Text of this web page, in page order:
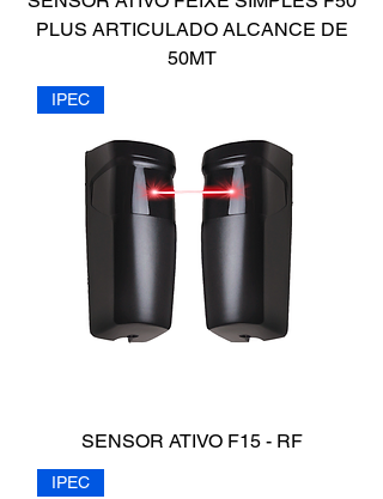
PLUS ARTICULADO ALCANCE DE
50MT
IPEC
SENSOR ATIVO F15 - RF
IPEC